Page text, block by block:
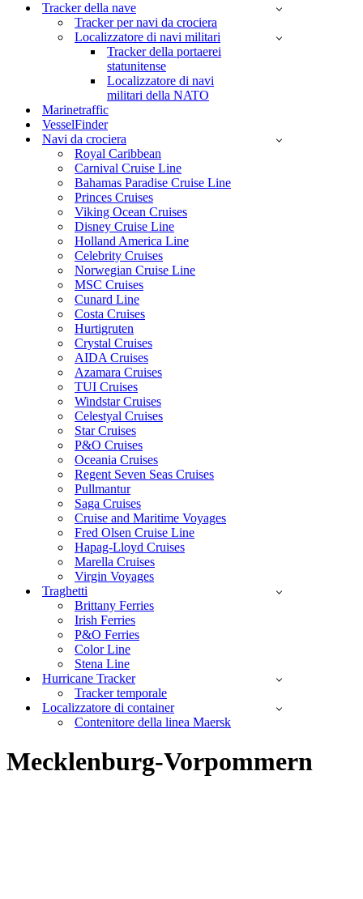
navigazioneTracker della nave
Tracker per navi da crociera
Localizzatore di navi militari
Tracker della portaerei
statunitense
Localizzatore di navi
militari della NATO
Marinetraffic
VesselFinder
Navi da crociera
Royal Caribbean
Carnival Cruise Line
Bahamas Paradise Cruise Line
Princes Cruises
Viking Ocean Cruises
Disney Cruise Line
Holland America Line
Celebrity Cruises
Norwegian Cruise Line
MSC Cruises
Cunard Line
Costa Cruises
Hurtigruten
Crystal Cruises
AIDA Cruises
Azamara Cruises
TUI Cruises
Windstar Cruises
Celestyal Cruises
Star Cruises
P&O Cruises
Oceania Cruises
Regent Seven Seas Cruises
Pullmantur
Saga Cruises
Cruise and Maritime Voyages
Fred Olsen Cruise Line
Hapag-Lloyd Cruises
Marella Cruises
Virgin Voyages
Traghetti
Brittany Ferries
Irish Ferries
P&O Ferries
Color Line
Stena Line
Hurricane Tracker
Tracker temporale
Localizzatore di container
Contenitore della linea Maersk
Mecklenburg-Vorpommern